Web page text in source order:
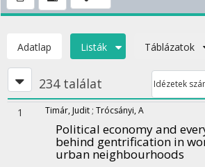
Adatlap Listák Táblázatok
234 találat Idézetek
1 Timár, Judit ; Trócsányi, A
Political economy and
behind gentrification in
urban neighbourhoods